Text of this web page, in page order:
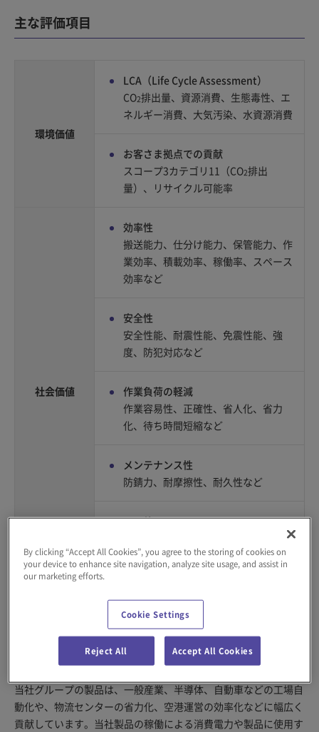
主な評価項目
環境価値
LCA（Life Cycle Assessment）
CO2排出量、資源消費、生態毒性、エ
ネルギー消費、大気汚染、水資源消費
お客さま拠点での貢献
スコープ3カテゴリ11（CO2排出
量）、リサイクル可能率
社会価値
効率性
搬送能力、仕分け能力、保管能力、作
業効率、積載効率、稼働率、スペース
効率など
安全性
安全性能、耐震性能、免震性能、強
度、防犯対応など
作業負荷の軽減
作業容易性、正確性、省人化、省力
化、待ち時間短縮など
メンテナンス性
防錆力、耐摩擦性、耐久性など
その他
洗浄力、乾燥力、流水性、防汚性、光
沢性、騒音防止など
製品における省エネルギー・省資源の取り組
当社グループの製品は、一般産業、半導体、自動車などの工場自
動化や、物流センターの省力化、空港運営の効率化などに幅広く
貢献しています。当社製品の稼働による消費電力や製品に使用す
By clicking “Accept All Cookies”, you agree to the storing of cookies on
your device to enhance site navigation, analyze site usage, and assist in
our marketing efforts.
Cookie Settings
Reject All Accept All Cookies